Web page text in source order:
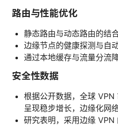
路由与性能优化
静态路由与动态路由的结
边缘节点的健康探测与自
通过本地缓存与流量分流
安全性数据
根据公开数据，全球
呈现稳步增长，边缘化网
研究表明，采用边缘 VPN